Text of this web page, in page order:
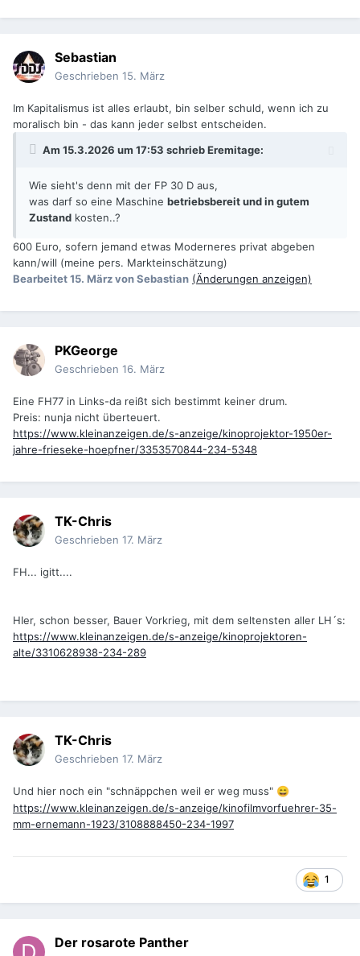
Sebastian
Geschrieben 15. März
Im Kapitalismus ist alles erlaubt, bin selber schuld, wenn ich zu
moralisch bin - das kann jeder selbst entscheiden.
Am 15.3.2026 um 17:53 schriebEremitage:
Wie sieht's denn mit der FP 30 D aus,
was darf so eine Maschine betriebsbereit und in gutem
Zustand kosten..?
600 Euro, sofern jemand etwas Moderneres privat abgeben
kann/will (meine pers. Markteinschätzung)
Bearbeitet15. Märzvon Sebastian (Änderungen anzeigen)
PKGeorge
Geschrieben 16. März
Eine FH77 in Links-da reißt sich bestimmt keiner drum.
Preis: nunja nicht überteuert.
https://www.kleinanzeigen.de/s-anzeige/kinoprojektor-1950er-
jahre-frieseke-hoepfner/3353570844-234-5348
TK-Chris
Geschrieben 17. März
FH... igitt....
HIer, schon besser, Bauer Vorkrieg, mit dem seltensten aller LH´s:
https://www.kleinanzeigen.de/s-anzeige/kinoprojektoren-
alte/3310628938-234-289
TK-Chris
Geschrieben 17. März
Und hier noch ein "schnäppchen weil er weg muss" 😄
https://www.kleinanzeigen.de/s-anzeige/kinofilmvorfuehrer-35-
mm-ernemann-1923/3108888450-234-1997
1
Der rosarote Panther